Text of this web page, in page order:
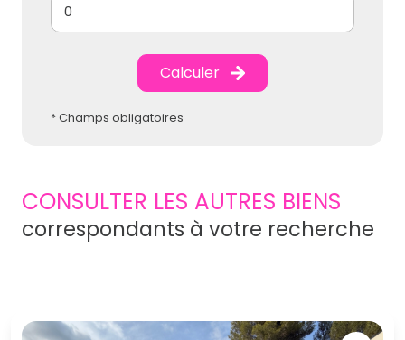
Calculer
* Champs obligatoires
CONSULTER LES AUTRES BIENS
correspondants à votre recherche